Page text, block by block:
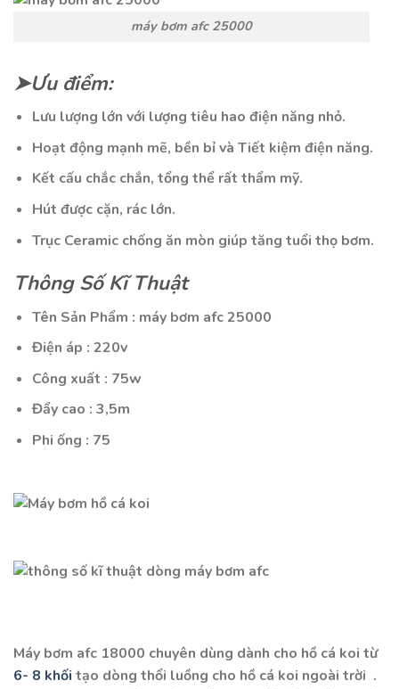
máy bơm afc 25000
➤Ưu điểm:
Lưu lượng lớn với lượng tiêu hao điện năng nhỏ.
Hoạt động mạnh mẽ, bền bỉ và Tiết kiệm điện năng.
Kết cấu chắc chắn, tổng thể rất thẩm mỹ.
Hút được cặn, rác lớn.
Trục Ceramic chống ăn mòn giúp tăng tuổi thọ bơm.
Thông Số Kĩ Thuật
Tên Sản Phẩm : máy bơm afc 25000
Điện áp : 220v
Công xuất : 75w
Đẩy cao : 3,5m
Phi ống : 75
Máy bơm afc 18000 chuyên dùng dành cho hồ cá koi từ
6- 8 khối tạo dòng thổi luồng cho hồ cá koi ngoài trời .